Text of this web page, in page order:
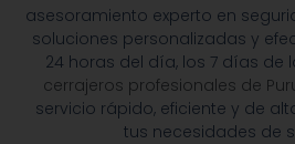
asesoramiento experto en
soluciones personalizadas y
24 horas del día, los 7 días de
cerrajeros profesionales de
servicio rápido, eficiente y de
tus necesidades de